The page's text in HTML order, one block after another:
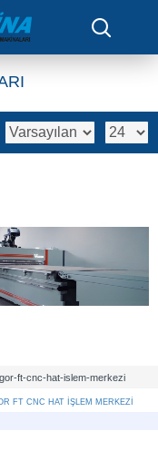
ft-cnc-hat-islem-merkezi
FT CNC HAT İŞLEM MERKEZİ